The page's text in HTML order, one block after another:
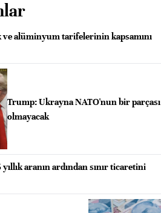
alüminyum tarifelerinin kapsamını
Trump: Ukrayna NATO'nun bir parçası
olmayacak
aranın ardından sınır ticaretini